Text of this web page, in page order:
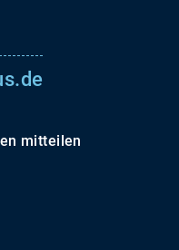
mitteilen